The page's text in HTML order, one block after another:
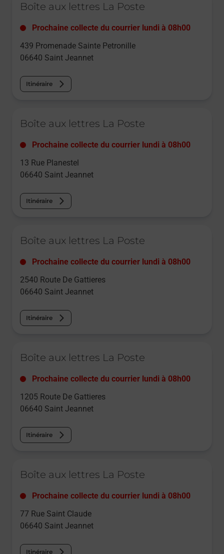
Boîte aux lettres La Poste
Prochaine collecte du courrier lundi à 08h00
439 Promenade Sainte Petronille
06640 Saint Jeannet
Itinéraire
Boîte aux lettres La Poste
Prochaine collecte du courrier lundi à 08h00
13 Rue Planestel
06640 Saint Jeannet
Itinéraire
Boîte aux lettres La Poste
Prochaine collecte du courrier lundi à 08h00
2540 Route De Gattieres
06640 Saint Jeannet
Itinéraire
Boîte aux lettres La Poste
Prochaine collecte du courrier lundi à 08h00
1205 Route De Gattieres
06640 Saint Jeannet
Itinéraire
Boîte aux lettres La Poste
Prochaine collecte du courrier lundi à 08h00
77 Rue Saint Claude
06640 Saint Jeannet
Itinéraire